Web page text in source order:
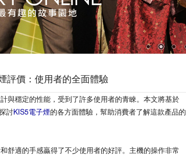
評價：使用者的全面體驗
與穩定的性能，受到了許多使用者的青睞。本文將基於
討KIS5電子煙的各方面體驗，幫助消費者了解這款產品的
舒適的手感贏得了不少使用者的好評。主機的操作非常